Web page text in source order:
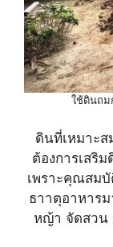
ใช้ดินถม
ดินที่เหมาะ
ต้องการเสริ
เพราะคุณสม
ธาาตุอาหาร
หญ้า จัดสวน